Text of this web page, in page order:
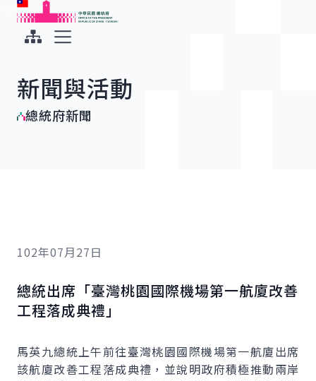
跳到主要內容
中華民國總統府
新聞與活動
總統府新聞
102年07月27日
總統出席「臺灣桃園國際機場第一航廈改善
工程落成典禮」
馬英九總統上午前往臺灣桃園國際機場第一航廈出席
該航廈改善工程落成典禮，並說明政府積極推動兩岸